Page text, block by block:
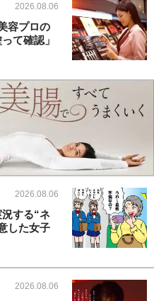
2026.08.06
容プロの
て確認」
2026.08.06
する“ネ
した女子
2026.08.06